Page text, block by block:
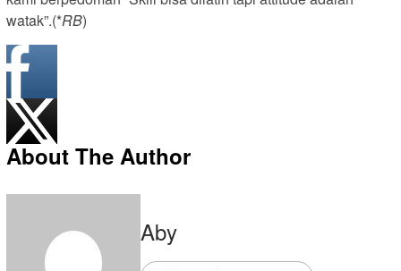
watak”.(*RB)
About The Author
Aby